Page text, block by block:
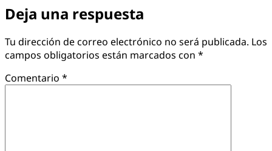
Deja una respuesta
Tu dirección de correo electrónico no será publicada. Los
campos obligatorios están marcados con *
Comentario *